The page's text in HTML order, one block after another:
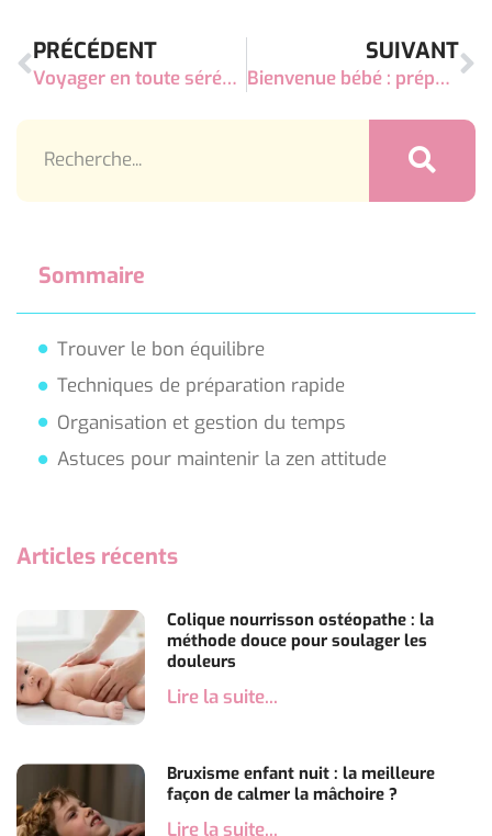
PRÉCÉDENT
Voyager en toute sérénité avec bébé : astuces inédites pour des trajets apaisés
SUIVANT
Bienvenue bébé : préparez-vous pour l’aventure la plus gratifiante de votre vie !
Sommaire
Trouver le bon équilibre
Techniques de préparation rapide
Organisation et gestion du temps
Astuces pour maintenir la zen attitude
Articles récents
Colique nourrisson ostéopathe : la
méthode douce pour soulager les
douleurs
Lire la suite...
Bruxisme enfant nuit : la meilleure
façon de calmer la mâchoire ?
Lire la suite...